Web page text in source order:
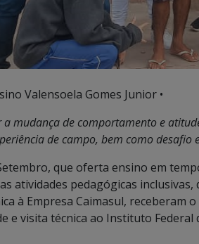
Valensoela Gomes Junior •
mudança de comportamento e
de campo, bem como desafio
que oferta ensino em
atividades pedagógicas
à Empresa Caimasul, receberam
e visita técnica ao Instituto Federal